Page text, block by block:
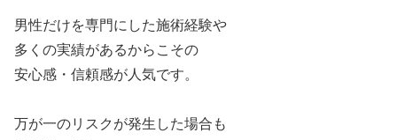
男性だけを専門にした施術経験や
多くの実績があるからこその
安心感・信頼感が人気です。
万が一のリスクが発生した場合も